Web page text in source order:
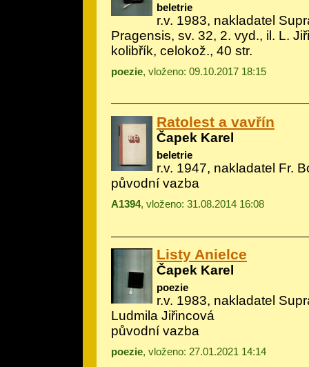
beletrie
r.v. 1983, nakladatel
Pragensis, sv. 32, 2. vyd., il. L.
kolibřík, celokož., 40 str.
poezie, vloženo: 09.10.2017 18:15
Ratolest a vavřín
Čapek Karel
beletrie
r.v. 1947, nakladatel Fr.
původní vazba
A1394, vloženo: 31.08.2014 16:08
Listy Anielce
Čapek Karel
poezie
r.v. 1983, nakladatel
Ludmila Jiřincová
původní vazba
poezie, vloženo: 27.01.2021 14:14